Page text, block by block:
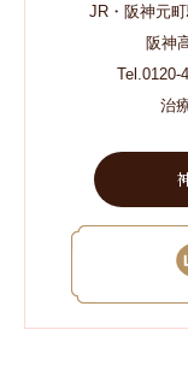
JR・阪神元
阪神
Tel.0120-
治